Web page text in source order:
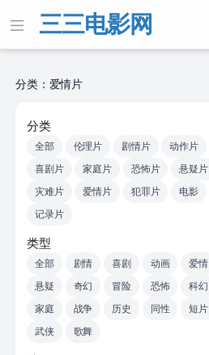
三三电影网
分类：爱情片
分类
全部 伦理片 剧情片 动作片
喜剧片
家庭片 恐怖片 悬疑片
灾难片
爱情片 犯罪片 电影
记录片
类型
全部 剧情 喜剧 动画 爱情
悬疑
奇幻 冒险 恐怖 科幻
家庭
战争 历史 同性 短片
武侠
歌舞